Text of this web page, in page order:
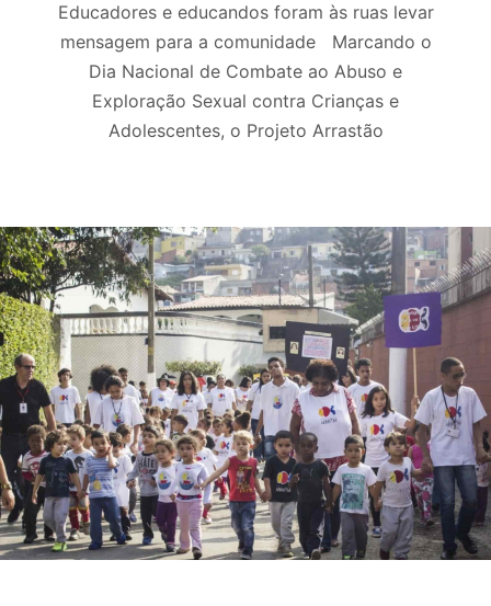
Educadores e educandos foram às ruas levar
mensagem para a comunidade Marcando o
Dia Nacional de Combate ao Abuso e
Exploração Sexual contra Crianças e
Adolescentes, o Projeto Arrastão